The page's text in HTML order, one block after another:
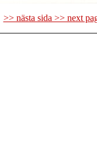
>> nästa sida >> next